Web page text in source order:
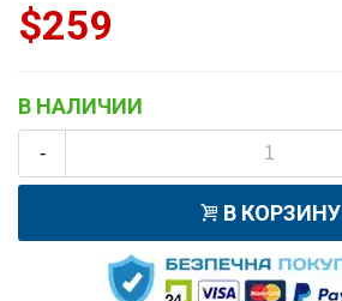
$259
В НАЛИЧИИ
-
В КОРЗИНУ